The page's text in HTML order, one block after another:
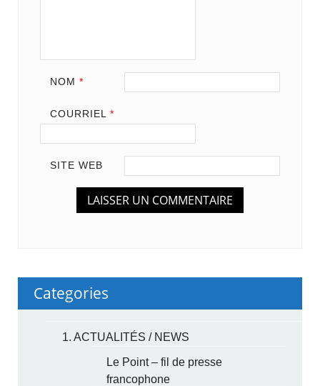
NOM *
COURRIEL *
SITE WEB
Categories
1. ACTUALITÉS / NEWS
Le Point – fil de presse
francophone